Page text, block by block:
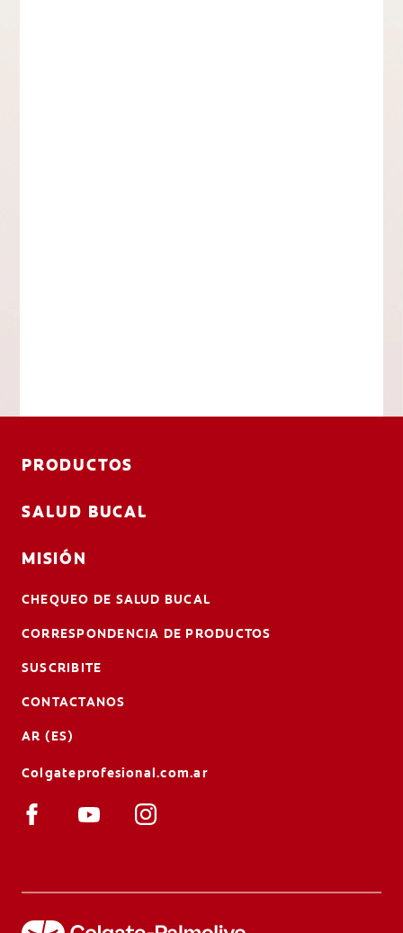
PRODUCTOS
SALUD BUCAL
MISIÓN
CHEQUEO DE SALUD BUCAL
CORRESPONDENCIA DE PRODUCTOS
SUSCRIBITE
CONTACTANOS
AR (ES)
Colgateprofesional.com.ar